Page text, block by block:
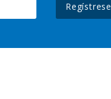
Regístrese